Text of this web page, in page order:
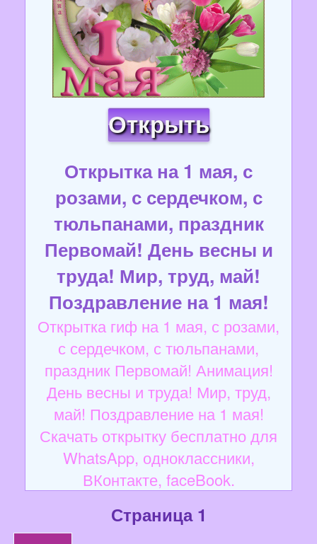
Открыть
Открытка на 1 мая, с
розами, с сердечком, с
тюльпанами, праздник
Первомай! День весны и
труда! Мир, труд, май!
Поздравление на 1 мая!
Открытка гиф на 1 мая, с розами,
с сердечком, с тюльпанами,
праздник Первомай! Анимация!
День весны и труда! Мир, труд,
май! Поздравление на 1 мая!
Скачать открытку бесплатно для
WhatsApp, одноклассники,
ВКонтакте, faceBook.
Страница 1